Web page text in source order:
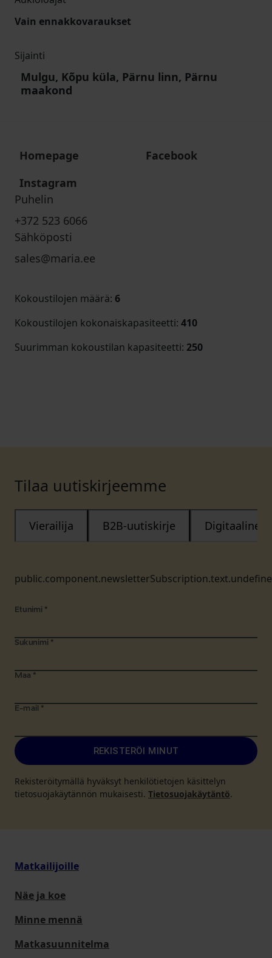
Vain ennakkovaraukset
Sijainti
Mulgu, Kõpu küla, Pärnu linn, Pärnu
maakond
Homepage
Facebook
Instagram
Puhelin
+372 523 6066
Sähköposti
sales@maria.ee
Kokoustilojen määrä: 6
Kokoustilojen kokonaiskapasiteetti: 410
Suurimman kokoustilan kapasiteetti: 250
Tilaa uutiskirjeemme
Vierailija B2B-uutiskirje Digitaalinen
Etunimi *
Sukunimi *
Maa *
E-mail *
REKISTERÖI MINUT
Rekisteröitymällä hyväksyt henkilötietojen käsittelyn
tietosuojakäytännön mukaisesti. Tietosuojakäytäntö.
Matkailijoille
Näe ja koe
Minne mennä
Matkasuunnitelma